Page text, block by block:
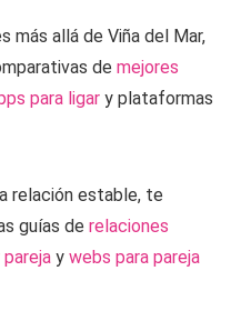
más allá de Viña del Mar,
de mejores
para ligar y plataformas
relación estable, te
guías de relaciones
y webs para pareja